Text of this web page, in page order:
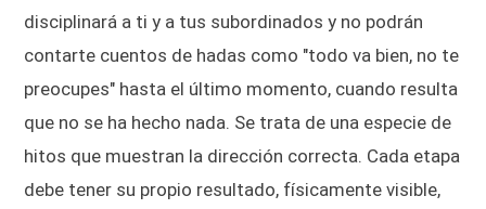
disciplinará a ti y a tus subordinados y no podrán
contarte cuentos de hadas como "todo va bien, no te
preocupes" hasta el último momento, cuando resulta
que no se ha hecho nada. Se trata de una especie de
hitos que muestran la dirección correcta. Cada etapa
debe tener su propio resultado, físicamente visible,